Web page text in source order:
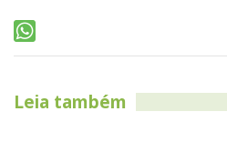
Leia também